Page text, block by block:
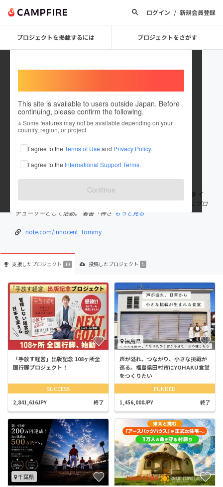
ログイン / 新規会員登録
プロジェクトを掲載するには プロジェクトをさがす
This site is available to users outside Japan. Before
continuing, please confirm the following.
※ Some features may not be available depending on your
country, region, or project.
I agree to the Terms of Use and Privacy Policy.
I agree to the International Support Terms.
Continue
innocentworld
これまでに19回支援して5件のプロジェクトを投稿しています
在住国：日本 現在地：東京都
出身国：日本 出身地：福島県
運営責任者/赤塚智高（トミー） 1979年生まれ 福島県いわき市出身 イ
ノセントワールド株式会社代表取締役 〝女性×日常×未来〟を軸にプロ
デューサーとして活動。 著書「神さ もっと見る
note.com/innocent_tommy
支援したプロジェクト 19 投稿したプロジェクト 5
「手放す経営」出版記念 108ヶ所全
国行脚プロジェクト！
SUCCESS
2,841,616JPY 終了
福島県
声が溢れ、つながり、小さな挑戦が
巡る。福島県田村市にYOHAKU食堂
をつくりたい
FUNDED
1,456,000JPY 終了
千葉県